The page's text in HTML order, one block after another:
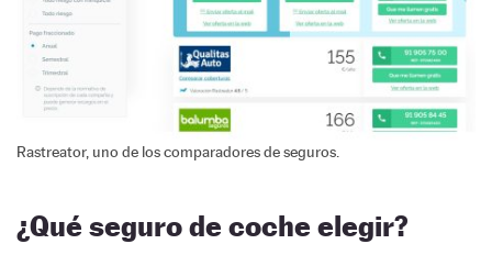
Rastreator, uno de los comparadores de seguros.
¿Qué seguro de coche elegir?